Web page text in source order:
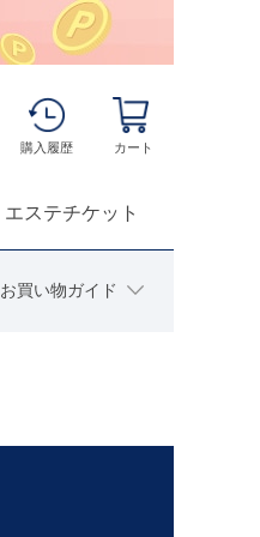
購入履歴 カート
エステチケット
お買い物ガイド